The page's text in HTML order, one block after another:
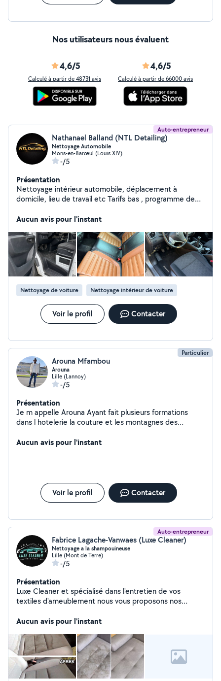
Nos utilisateurs nous évaluent
4,6/5
Calculé à partir de 48731 avis
4,6/5
Calculé à partir de 66000 avis
Auto-entrepreneur
Nathanael Balland (NTL Detailing)
Nettoyage Automobile
Mons-en-Barœul (Louis XIV)
-/5
Présentation
Nettoyage intérieur automobile, déplacement à
domicile, lieu de travail etc Tarifs bas , programme de
demande du client.
Aucun avis pour l'instant
Nettoyage de voiture Nettoyage intérieur de voiture
Voir le profil Contacter
Particulier
Arouna Mfambou
Arouna
Lille (Lannoy)
-/5
Présentation
Je m appelle Arouna Ayant fait plusieurs formations
dans l hotelerie la couture et les montagnes des
des petits travaux chez des particuliers qui auront
Aucun avis pour l'instant
Voir le profil Contacter
Auto-entrepreneur
Fabrice Lagache-Vanwaes (Luxe Cleaner)
Nettoyage a la shampouineuse
Lille (Mont de Terre)
-/5
Présentation
Luxe Cleaner et spécialisé dans l'entretien de vos
textiles d'ameublement nous vous proposons nos
Cleaner. Nous intervenons de façon ponctuelle ou
compétitif Nos Service Canapé Tapis Chaise Matelas
Siège de voiture ...
Aucun avis pour l'instant